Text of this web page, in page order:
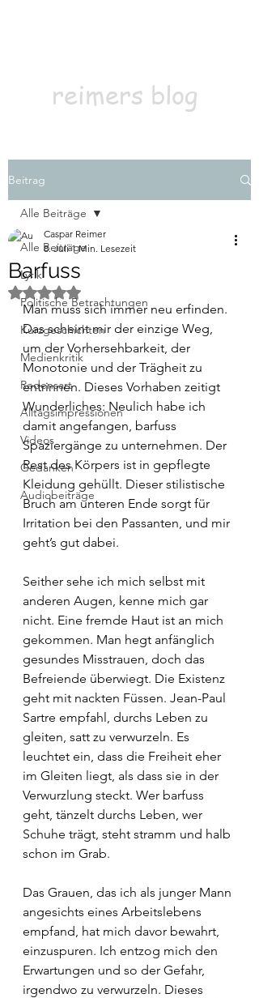
reimers blog
Beitrag
Alle Beiträge
Lyrik
Politische Betrachtungen
Kurzgeschichten
Medienkritik
Redensart
Alltagsimpressionen
Videos
Gedanken
Audiobeiträge
Alle Beiträge
Barfuss
Caspar Reimer
8. Juli 1 Min. Lesezeit
Mit NaN von 5 Sternen bewertet.
Man muss sich immer neu erfinden.
Das scheint mir der einzige Weg,
um der Vorhersehbarkeit, der
Monotonie und der Trägheit zu
entrinnen. Dieses Vorhaben zeitigt
Wunderliches: Neulich habe ich
damit angefangen, barfuss
Spaziergänge zu unternehmen. Der
Rest des Körpers ist in gepflegte
Kleidung gehüllt. Dieser stilistische
Bruch am unteren Ende sorgt für
Irritation bei den Passanten, und mir
geht’s gut dabei.
Seither sehe ich mich selbst mit
anderen Augen, kenne mich gar
nicht. Eine fremde Haut ist an mich
gekommen. Man hegt anfänglich
gesundes Misstrauen, doch das
Befreiende überwiegt. Die Existenz
geht mit nackten Füssen. Jean-Paul
Sartre empfahl, durchs Leben zu
gleiten, satt zu verwurzeln. Es
leuchtet ein, dass die Freiheit eher
im Gleiten liegt, als dass sie in der
Verwurzlung steckt. Wer barfuss
geht, tänzelt durchs Leben, wer
Schuhe trägt, steht stramm und halb
schon im Grab.
Das Grauen, das ich als junger Mann
angesichts eines Arbeitslebens
empfand, hat mich davor bewahrt,
einzuspuren. Ich entzog mich den
Erwartungen und so der Gefahr,
irgendwo zu verwurzeln. Dieses